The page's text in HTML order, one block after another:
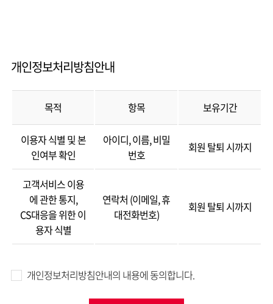
같습니다. 1.회원: '협회'의 서비스 이용에 관한 계약을 체결한 자 2.
'협회'가 승인하는 문자와 숫자의 조합 3.비밀번호: 회원이 통신상의
자신의 비밀을 보호하기 위해 선정한 문자와 숫자의 조합
제6조 (이용신청) 1.회원 가입은 온라인으로 본 약관의 내용에 대하여
동의 버튼을 누른 경우 본 약관에 동의한 것으로 간주합니다. 2.회원
가입은 반드시 본인이 하여야 하며, 타인의 명의를 이용하거나, 등록
내용에 허위가 있는 경우 이용계약을 해지할 수 있습니다. 3 제 1항에
따른 신청에 있어 회사는 회원에게 전문기관을 통한 실명확인 및
본인인증을 요청할 수 있습니다.
제7조 (회원가입의 승낙) 회원 가입의 성립 시기는 회사의 승낙이 가입
신청자에게 도달한 시점으로 합니다.
제8조(회원의 아이디 및 비밀번호 관리 의무) 1. 회원의 아이디와
비밀번호를 제 3자와 공유하거나 양도할 수 없습니다. 3. 자신의 아이디
개인정보처리방침안내
목적 항목 보유기간
이용자 식별 및 본
인여부 확인
아이디, 이름, 비밀
번호
회원 탈퇴 시까지
고객서비스 이용
에 관한 통지,
CS대응을 위한 이
용자 식별
연락처 (이메일, 휴
대전화번호)
회원 탈퇴 시까지
개인정보처리방침안내의 내용에 동의합니다.